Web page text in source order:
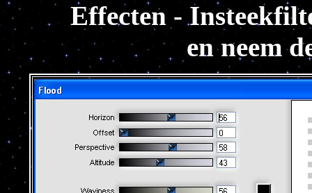
Effecten -
en neem